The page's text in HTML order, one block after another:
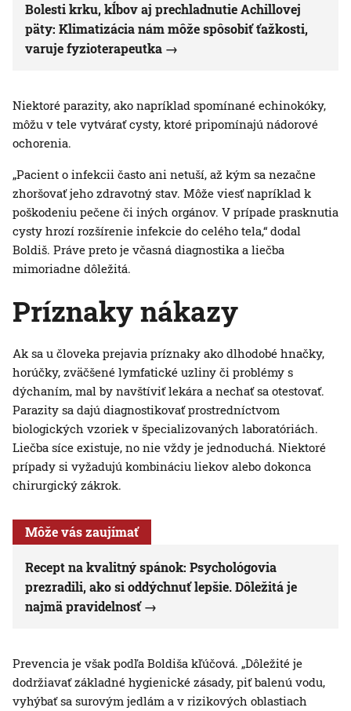
Bolesti krku, kĺbov aj prechladnutie Achillovej
päty: Klimatizácia nám môže spôsobiť ťažkosti,
varuje fyzioterapeutka
Niektoré parazity, ako napríklad spomínané echinokóky,
môžu v tele vytvárať cysty, ktoré pripomínajú nádorové
ochorenia.
„Pacient o infekcii často ani netuší, až kým sa nezačne
zhoršovať jeho zdravotný stav. Môže viesť napríklad k
poškodeniu pečene či iných orgánov. V prípade prasknutia
cysty hrozí rozšírenie infekcie do celého tela,“ dodal
Boldiš. Práve preto je včasná diagnostika a liečba
mimoriadne dôležitá.
Príznaky nákazy
Ak sa u človeka prejavia príznaky ako dlhodobé hnačky,
horúčky, zväčšené lymfatické uzliny či problémy s
dýchaním, mal by navštíviť lekára a nechať sa otestovať.
Parazity sa dajú diagnostikovať prostredníctvom
biologických vzoriek v špecializovaných laboratóriách.
Liečba síce existuje, no nie vždy je jednoduchá. Niektoré
prípady si vyžadujú kombináciu liekov alebo dokonca
chirurgický zákrok.
Môže vás zaujímať
Recept na kvalitný spánok: Psychológovia
prezradili, ako si oddýchnuť lepšie. Dôležitá je
najmä pravidelnosť
Prevencia je však podľa Boldiša kľúčová. „Dôležité je
dodržiavať základné hygienické zásady, piť balenú vodu,
vyhýbať sa surovým jedlám a v rizikových oblastiach